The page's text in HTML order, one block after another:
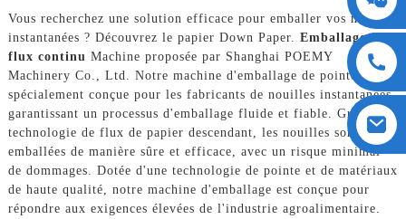
Vous recherchez une solution efficace pour emballer vos nouilles
instantanées ? Découvrez le papier Down Paper. Emballage à
flux continu Machine proposée par Shanghai POEMY
Machinery Co., Ltd. Notre machine d'emballage de pointe est
spécialement conçue pour les fabricants de nouilles instantanées,
garantissant un processus d'emballage fluide et fiable. Grâce à la
technologie de flux de papier descendant, les nouilles sont
emballées de manière sûre et efficace, avec un risque minimal
de dommages. Dotée d'une technologie de pointe et de matériaux
de haute qualité, notre machine d'emballage est conçue pour
répondre aux exigences élevées de l'industrie agroalimentaire.